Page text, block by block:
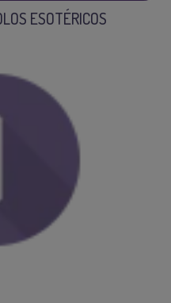
ESOTÉRICOS